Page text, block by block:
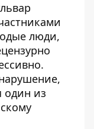
люди,
один из